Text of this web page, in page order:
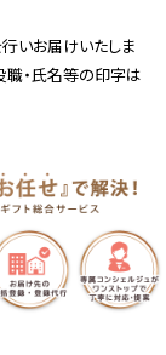
いお届けいたしま
職・氏名等の印字は